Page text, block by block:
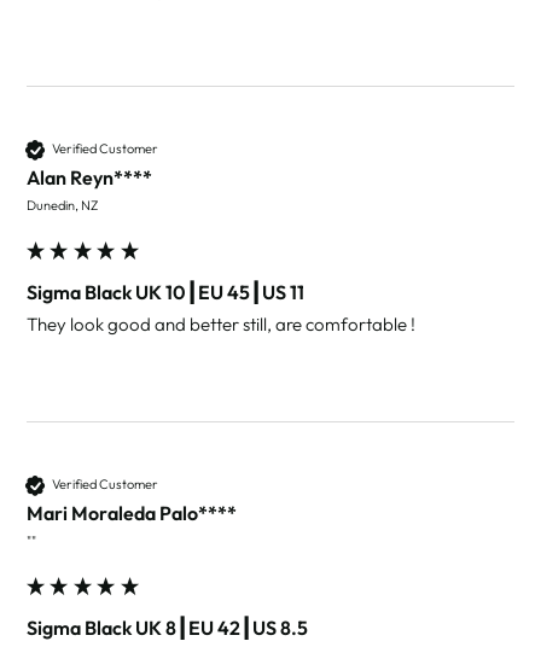
Verified Customer
Alan Reyn****
Dunedin, NZ
Sigma Black UK 10┃EU 45┃US 11
Verified Customer
Mari Moraleda Palo****
""
Sigma Black UK 8┃EU 42┃US 8.5